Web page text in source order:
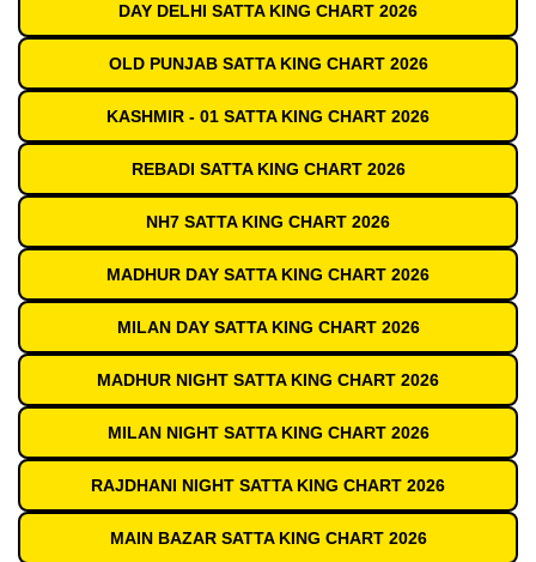
DAY DELHI SATTA KING CHART 2026
OLD PUNJAB SATTA KING CHART 2026
KASHMIR - 01 SATTA KING CHART 2026
REBADI SATTA KING CHART 2026
NH7 SATTA KING CHART 2026
MADHUR DAY SATTA KING CHART 2026
MILAN DAY SATTA KING CHART 2026
MADHUR NIGHT SATTA KING CHART 2026
MILAN NIGHT SATTA KING CHART 2026
RAJDHANI NIGHT SATTA KING CHART 2026
MAIN BAZAR SATTA KING CHART 2026